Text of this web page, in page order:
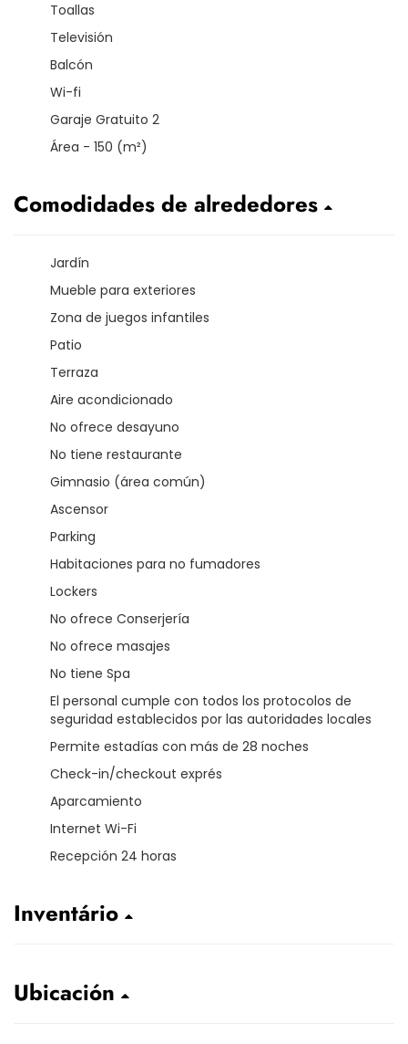
Toallas
Televisión
Balcón
Wi-fi
Garaje Gratuito 2
Área - 150 (m²)
Comodidades de alrededores
Jardín
Mueble para exteriores
Zona de juegos infantiles
Patio
Terraza
Aire acondicionado
No ofrece desayuno
No tiene restaurante
Gimnasio (área común)
Ascensor
Parking
Habitaciones para no fumadores
Lockers
No ofrece Conserjería
No ofrece masajes
No tiene Spa
El personal cumple con todos los protocolos de
seguridad establecidos por las autoridades locales
Permite estadías con más de 28 noches
Check-in/checkout exprés
Aparcamiento
Internet Wi-Fi
Recepción 24 horas
Inventário
Ubicación